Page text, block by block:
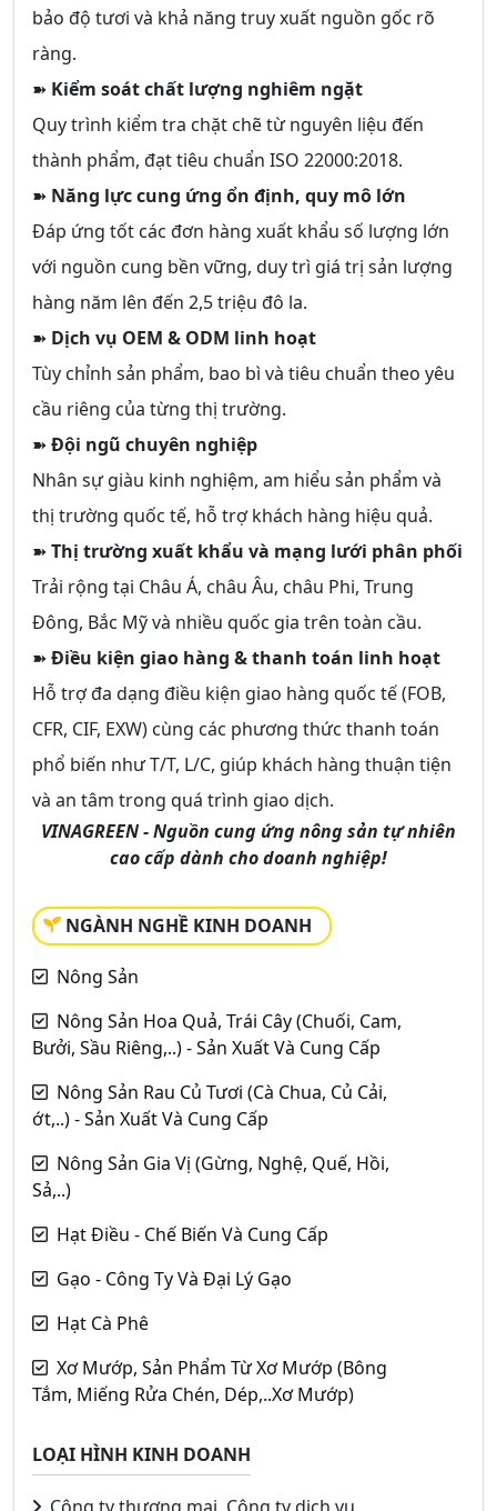
bảo độ tươi và khả năng truy xuất nguồn gốc rõ
ràng.
➽ Kiểm soát chất lượng nghiêm ngặt
Quy trình kiểm tra chặt chẽ từ nguyên liệu đến
thành phẩm, đạt tiêu chuẩn ISO 22000:2018.
➽ Năng lực cung ứng ổn định, quy mô lớn
Đáp ứng tốt các đơn hàng xuất khẩu số lượng lớn
với nguồn cung bền vững, duy trì giá trị sản lượng
hàng năm lên đến 2,5 triệu đô la.
➽ Dịch vụ OEM & ODM linh hoạt
Tùy chỉnh sản phẩm, bao bì và tiêu chuẩn theo yêu
cầu riêng của từng thị trường.
➽Đội ngũ chuyên nghiệp
Nhân sự giàu kinh nghiệm, am hiểu sản phẩm và
thị trường quốc tế, hỗ trợ khách hàng hiệu quả.
➽Thị trường xuất khẩu và mạng lưới phân phối
Trải rộng tại Châu Á, châu Âu, châu Phi, Trung
Đông, Bắc Mỹ và nhiều quốc gia trên toàn cầu.
➽Điều kiện giao hàng & thanh toán linh hoạt
Hỗ trợ đa dạng điều kiện giao hàng quốc tế (FOB,
CFR, CIF, EXW) cùng các phương thức thanh toán
phổ biến như T/T, L/C, giúp khách hàng thuận tiện
và an tâm trong quá trình giao dịch.
VINAGREEN - Nguồn cung ứng nông sản tự nhiên
cao cấp dành cho doanh nghiệp!
NGÀNH NGHỀ KINH DOANH
Nông Sản
Nông Sản Hoa Quả, Trái Cây (Chuối, Cam,
Bưởi, Sầu Riêng,..) - Sản Xuất Và Cung Cấp
Nông Sản Rau Củ Tươi (Cà Chua, Củ Cải,
ớt,..) - Sản Xuất Và Cung Cấp
Nông Sản Gia Vị (Gừng, Nghệ, Quế, Hồi,
Sả,..)
Hạt Điều - Chế Biến Và Cung Cấp
Gạo - Công Ty Và Đại Lý Gạo
Hạt Cà Phê
Xơ Mướp, Sản Phẩm Từ Xơ Mướp (Bông
Tắm, Miếng Rửa Chén, Dép,..Xơ Mướp)
LOẠI HÌNH KINH DOANH